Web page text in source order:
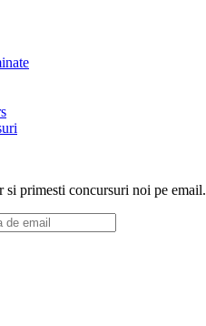
si primesti concursuri noi pe email.